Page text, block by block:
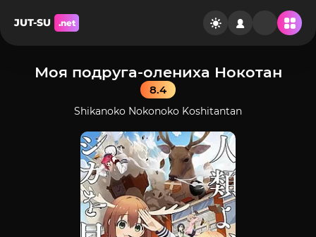
JUT-SU .net
Моя подруга-олениха Нокотан
8.4
Shikanoko Nokonoko Koshitantan